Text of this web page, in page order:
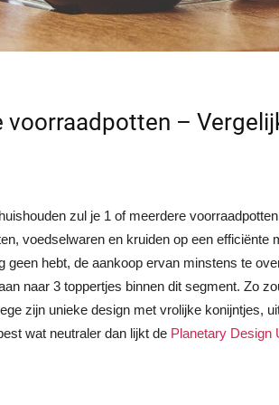
voorraadpotten –
zul je 1 of meerdere
voedselwaren en kruiden op een
geen hebt, de aankoop ervan minstens te
naar 3 toppertjes binnen dit segment. Zo
zijn unieke design met vrolijke konijntjes,
wat neutraler dan lijkt de Planetary Design